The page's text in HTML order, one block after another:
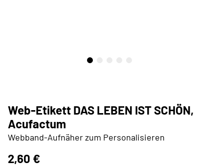
Web-Etikett DAS LEBEN IST SCHÖN,
Acufactum
Webband-Aufnäher zum Personalisieren
2,60 €